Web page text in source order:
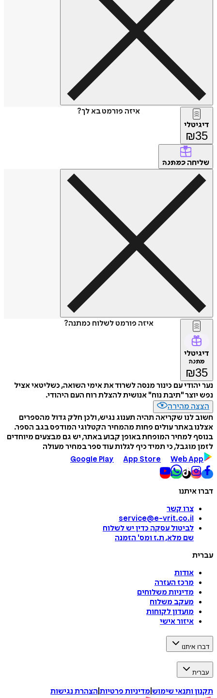
איזה פורמט בא לך?
דיגיטלי
₪35
שליחה כמתנה
איזה פורמט לשלוח כמתנה?
דיגיטלי
מתנה
₪35
נער יהודי עם כינור מנסה לשרוד את אימי השואה, כשליטאי אציל
נפש יוצר "תיבת נוח" אנושית להצלת רוח העם היהודי.
הצצה מהירה
חשוב לנו שקריאה תהיה תענוג נגיש, ולכן חלק גדול מהספרים
אצלנו באתר עולים פחות מהמחיר הקטלוגי המודפס בגב הספר.
בנוסף למחיר המופחת באופן קבוע באתר, יש גם מבצעים מיוחדים
לזמן מוגבל, כי תמיד כיף לגלות עוד ספר במחיר מעולה
Google Play
App Store Web App
דברו איתנו
צרו קשר
service@e-vrit.co.il
לביטול עסקה כדין יש לשלוח
שם מלא, ת.ז ומס' הזמנה
עברית
אודות
מרכז העזרה
מדיניות משלוחים
מעקב משלוח
מועדון לקוחות
איזור אישי
דברו איתנו
עברית
תקנון ותנאי שימוש מדיניות פרטיות הצהרת נגישות